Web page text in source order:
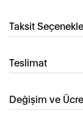
Taksit
Teslimat
Değişim ve